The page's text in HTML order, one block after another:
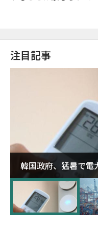
注目記事
韓国政府、猛暑で電
に需給対応体制を点